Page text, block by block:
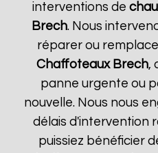
interventions de
Brech. Nous
réparer ou
Chaffoteaux Brech,
panne urgente ou
nouvelle. Nous nous
délais d'intervention
puissiez bénéficier